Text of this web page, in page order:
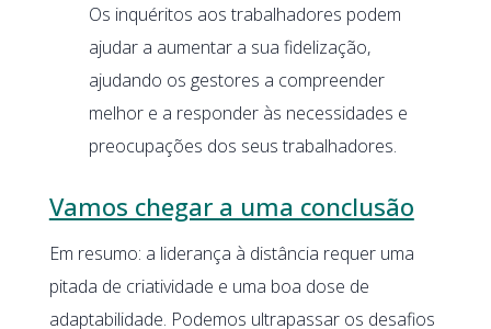
Os inquéritos aos trabalhadores podem
ajudar a aumentar a sua fidelização,
ajudando os gestores a compreender
melhor e a responder às necessidades e
preocupações dos seus trabalhadores.
Vamos chegar a uma conclusão
Em resumo: a liderança à distância requer uma
pitada de criatividade e uma boa dose de
adaptabilidade. Podemos ultrapassar os desafios